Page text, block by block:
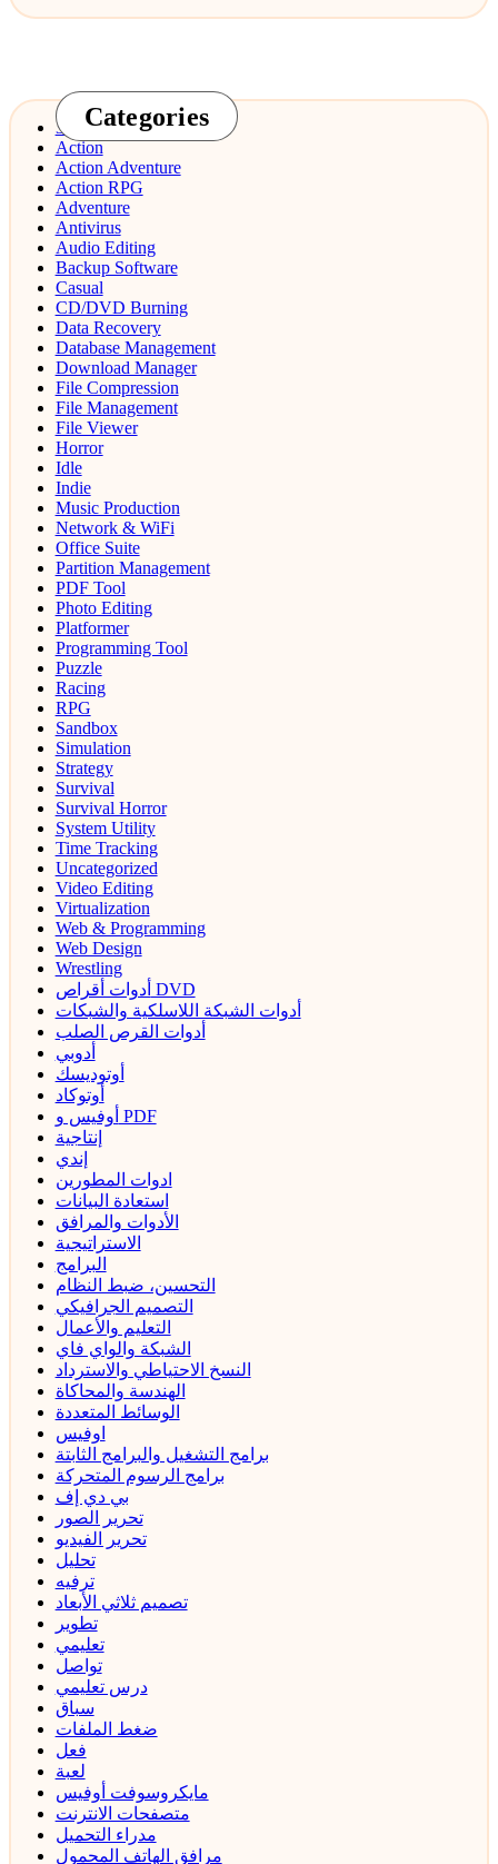
Categories
3D Design
Action
Action Adventure
Action RPG
Adventure
Antivirus
Audio Editing
Backup Software
Casual
CD/DVD Burning
Data Recovery
Database Management
Download Manager
File Compression
File Management
File Viewer
Horror
Idle
Indie
Music Production
Network & WiFi
Office Suite
Partition Management
PDF Tool
Photo Editing
Platformer
Programming Tool
Puzzle
Racing
RPG
Sandbox
Simulation
Strategy
Survival
Survival Horror
System Utility
Time Tracking
Uncategorized
Video Editing
Virtualization
Web & Programming
Web Design
Wrestling
أدوات أقراص DVD
أدوات الشبكة اللاسلكية والشبكات
أدوات القرص الصلب
أدوبي
أوتوديسك
أوتوكاد
أوفيس و PDF
إنتاجية
إندي
ادوات المطورين
استعادة البيانات
الأدوات والمرافق
الاستراتيجية
البرامج
التحسين، ضبط النظام
التصميم الجرافيكي
التعليم والأعمال
الشبكة والواي فاي
النسخ الاحتياطي والاسترداد
الهندسة والمحاكاة
الوسائط المتعددة
اوفيس
برامج التشغيل والبرامج الثابتة
برامج الرسوم المتحركة
بي دي إف
تحرير الصور
تحرير الفيديو
تحليل
ترفيه
تصميم ثلاثي الأبعاد
تطوير
تعليمي
تواصل
درس تعليمي
سباق
ضغط الملفات
فعل
لعبة
مايكروسوفت أوفيس
متصفحات الانترنت
مدراء التحميل
مرافق الهاتف المحمول